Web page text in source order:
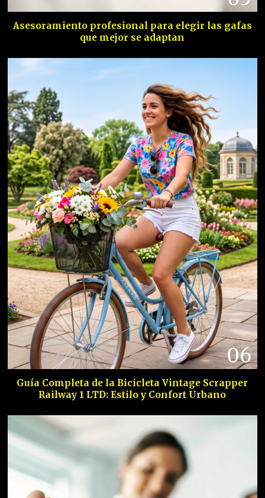
Asesoramiento profesional para elegir las gafas
que mejor se adaptan
06
Guía Completa de la Bicicleta Vintage Scrapper
Railway 1 LTD: Estilo y Confort Urbano